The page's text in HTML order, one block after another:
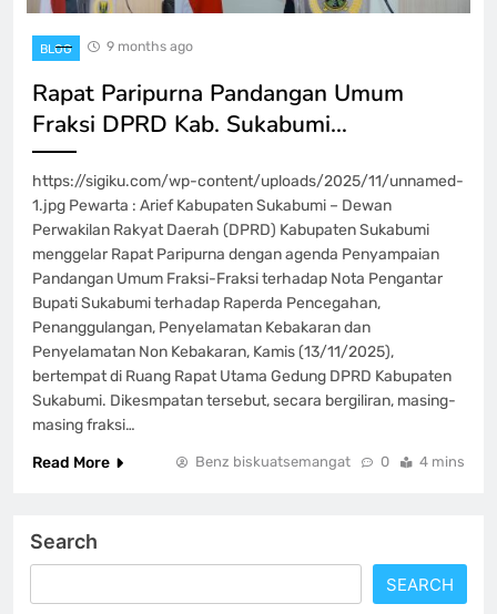
BLOG 9 months ago
Rapat Paripurna Pandangan Umum
Fraksi DPRD Kab. Sukabumi…
https://sigiku.com/wp-content/uploads/2025/11/unnamed-
1.jpg Pewarta : Arief Kabupaten Sukabumi – Dewan
Perwakilan Rakyat Daerah (DPRD) Kabupaten Sukabumi
menggelar Rapat Paripurna dengan agenda Penyampaian
Pandangan Umum Fraksi-Fraksi terhadap Nota Pengantar
Bupati Sukabumi terhadap Raperda Pencegahan,
Penanggulangan, Penyelamatan Kebakaran dan
Penyelamatan Non Kebakaran, Kamis (13/11/2025),
bertempat di Ruang Rapat Utama Gedung DPRD Kabupaten
Sukabumi. Dikesmpatan tersebut, secara bergiliran, masing-
masing fraksi…
Read More
Benz biskuatsemangat 0 4 mins
Search
SEARCH